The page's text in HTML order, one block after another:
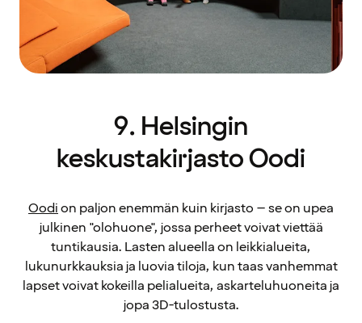
9. Helsingin
keskustakirjasto Oodi
Oodion paljon enemmän kuin kirjasto – se on upea
julkinen "olohuone", jossa perheet voivat viettää
tuntikausia. Lasten alueella on leikkialueita,
lukunurkkauksia ja luovia tiloja, kun taas vanhemmat
lapset voivat kokeilla pelialueita, askarteluhuoneita ja
jopa 3D-tulostusta.